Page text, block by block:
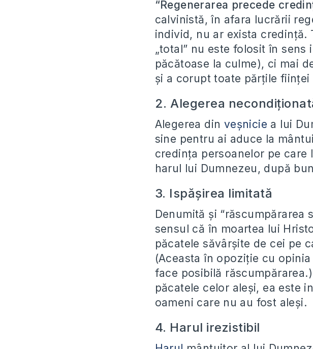
“Regenerarea precede
calvinistă, în afara lucrării
individ, nu ar exista credință.
„total” nu este folosit în
păcătoase la culme), ci mai
și a corupt toate părțile ființei
2. Alegerea
Alegerea din veșnicie a lui
sine pentru ai aduce la
credința persoanelor pe
harul lui Dumnezeu, după
3. Ispășirea limitată
Denumită și “răscumpărarea
sensul că în moartea lui
păcatele săvârșite de cei pe
(Aceasta în opoziție cu
face posibilă
păcatele celor aleși, ea este
oameni care nu au fost aleși.
4. Harul irezistibil